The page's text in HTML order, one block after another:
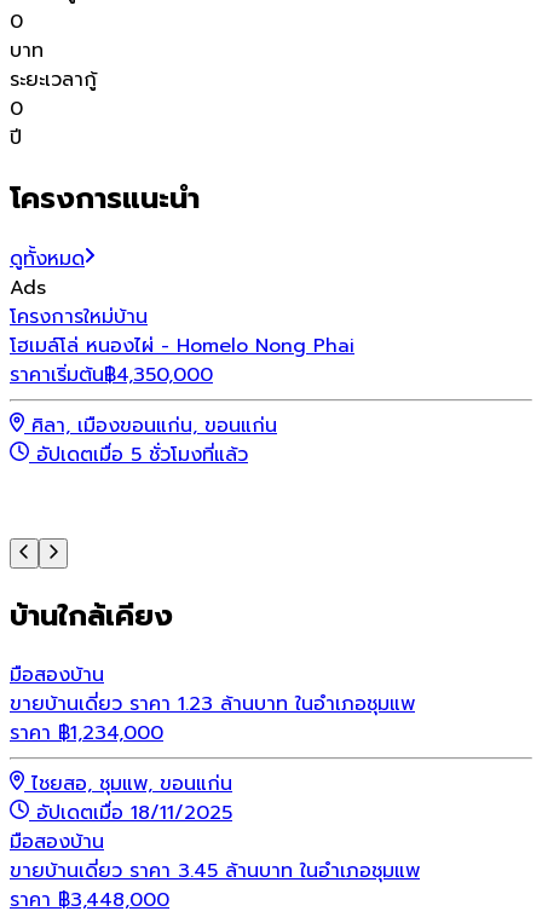
0
บาท
ระยะเวลากู้
0
ปี
โครงการแนะนำ
ดูทั้งหมด
Ads
โครงการใหม่บ้าน
โฮเมล์โล่ หนองไผ่ - Homelo Nong Phai
ราคาเริ่มต้น฿4,350,000
ศิลา, เมืองขอนแก่น, ขอนแก่น
อัปเดตเมื่อ 5 ชั่วโมงที่แล้ว
บ้านใกล้เคียง
มือสองบ้าน
ขายบ้านเดี่ยว ราคา 1.23 ล้านบาท ในอำเภอชุมแพ
ราคา ฿1,234,000
ไชยสอ, ชุมแพ, ขอนแก่น
อัปเดตเมื่อ 18/11/2025
มือสองบ้าน
ขายบ้านเดี่ยว ราคา 3.45 ล้านบาท ในอำเภอชุมแพ
ราคา ฿3,448,000